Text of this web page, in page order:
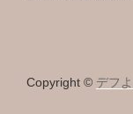
Copyright © デフ